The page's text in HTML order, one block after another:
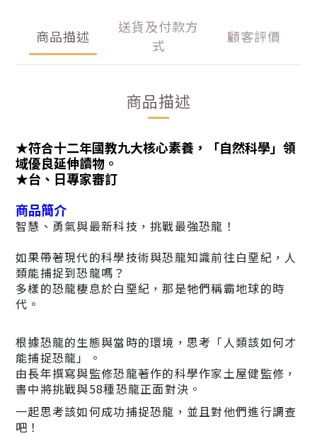
商品描述
送貨及付款方
式
顧客評價
商品描述
★符合十二年國教九大核心素養，「自然科學」領
域優良延伸讀物。
★台、日專家審訂
商品簡介
智慧、勇氣與最新科技，挑戰最強恐龍！
如果帶著現代的科學技術與恐龍知識前往白堊紀，人
類能捕捉到恐龍嗎？
多樣的恐龍棲息於白堊紀，那是牠們稱霸地球的時
代。
根據恐龍的生態與當時的環境，思考「人類該如何才
能捕捉恐龍」。
由長年撰寫與監修恐龍著作的科學作家土屋健監修，
書中將挑戰與58種恐龍正面對決。
一起思考該如何成功捕捉恐龍，並且對他們進行調查
吧！